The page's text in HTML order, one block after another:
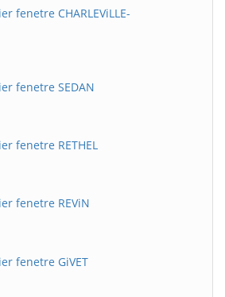
fenetre CHARLEViLLE-
fenetre SEDAN
fenetre RETHEL
fenetre REViN
fenetre GiVET